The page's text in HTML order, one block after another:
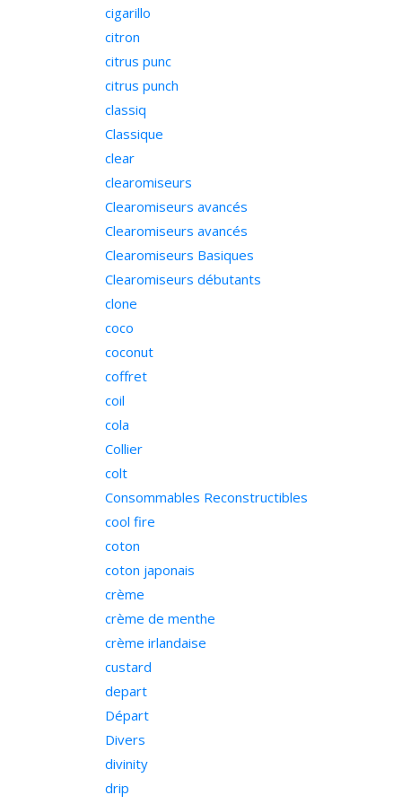
cigarillo
citron
citrus punc
citrus punch
classiq
Classique
clear
clearomiseurs
Clearomiseurs avancés
Clearomiseurs avancés
Clearomiseurs Basiques
Clearomiseurs débutants
clone
coco
coconut
coffret
coil
cola
Collier
colt
Consommables Reconstructibles
cool fire
coton
coton japonais
crème
crème de menthe
crème irlandaise
custard
depart
Départ
Divers
divinity
drip